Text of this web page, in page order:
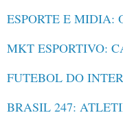
ESPORTE E MIDIA:
MKT ESPORTIVO:
FUTEBOL DO
BRASIL 247: